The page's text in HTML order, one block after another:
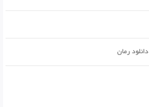
دانلود رمان